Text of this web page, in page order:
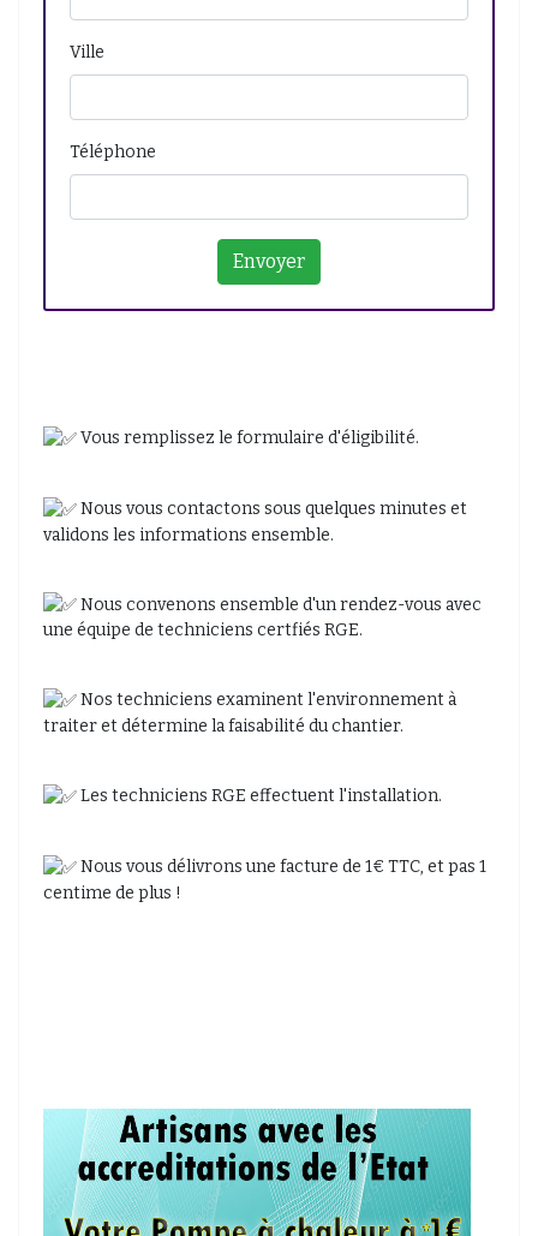
Ville
Téléphone
Vous remplissez le formulaire d'éligibilité.
Nous vous contactons sous quelques minutes et
validons les informations ensemble.
Nous convenons ensemble d'un rendez-vous avec
une équipe de techniciens certfiés RGE.
Nos techniciens examinent l'environnement à
traiter et détermine la faisabilité du chantier.
Les techniciens RGE effectuent l'installation.
Nous vous délivrons une facture de 1€ TTC, et pas 1
centime de plus !